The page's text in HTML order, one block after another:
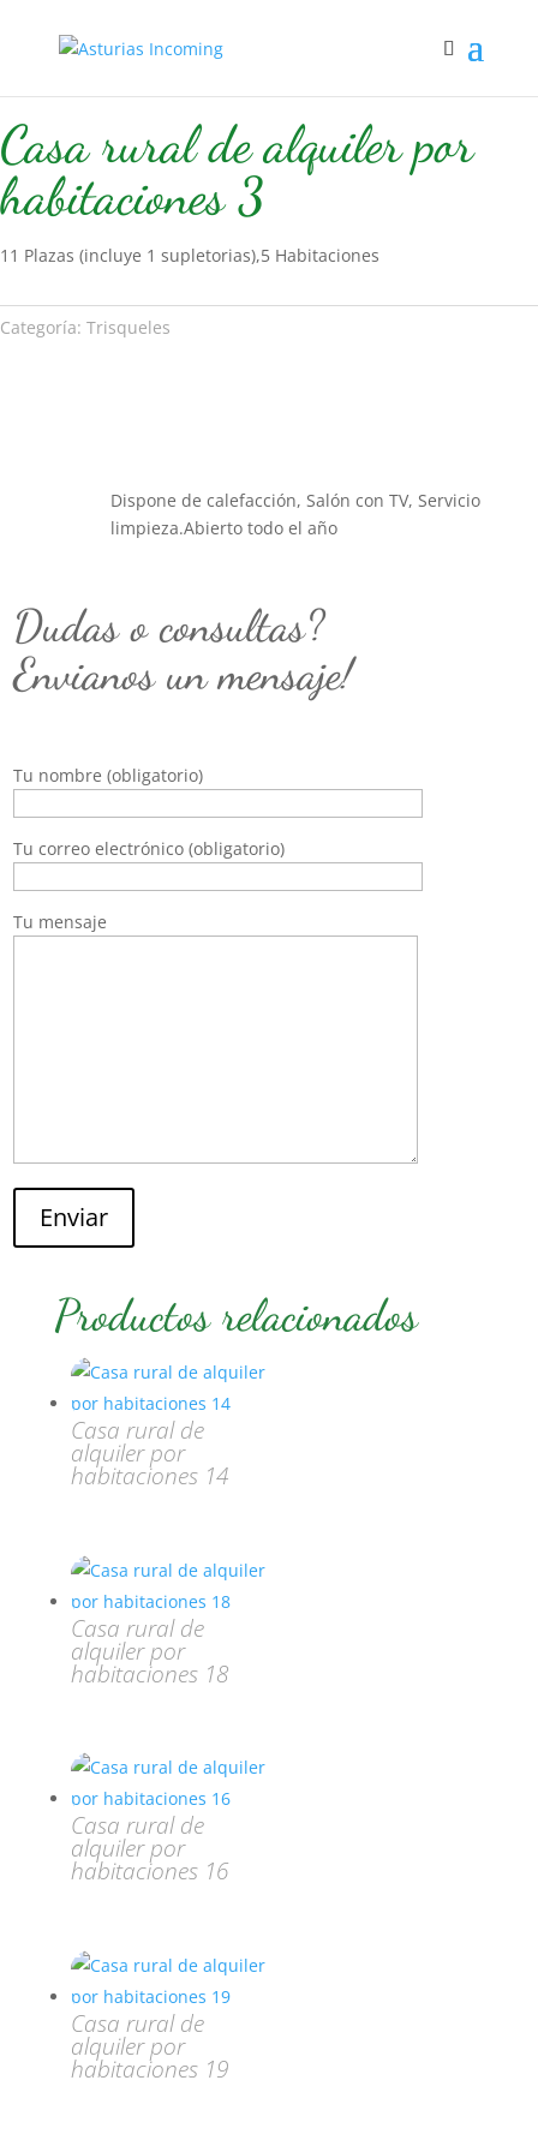
habitaciones 3
Casa rural de alquiler por
habitaciones 3
11 Plazas (incluye 1 supletorias),5 Habitaciones
Categoría: Trisqueles
Dispone de calefacción, Salón con TV, Servicio
limpieza.Abierto todo el año
Dudas o consultas?
Envianos un mensaje!
Tu nombre (obligatorio)
Tu correo electrónico (obligatorio)
Tu mensaje
Enviar
Productos relacionados
Casa rural de
alquiler por
habitaciones 14
Casa rural de
alquiler por
habitaciones 18
Casa rural de
alquiler por
habitaciones 16
Casa rural de
alquiler por
habitaciones 19